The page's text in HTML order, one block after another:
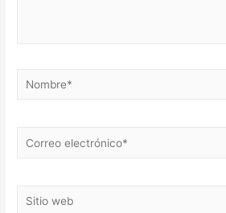
Nombre*
Correo
Sitio